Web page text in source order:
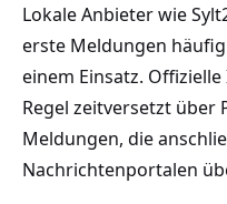
Lokale Anbieter wie
erste Meldungen
einem Einsatz.
Regel zeitversetzt über
Meldungen, die
Nachrichtenportalen